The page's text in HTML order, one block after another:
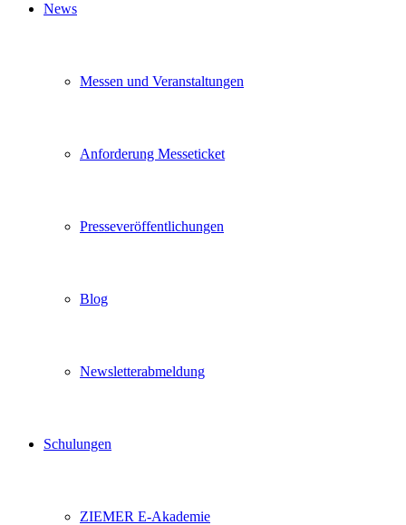
News
Messen und Veranstaltungen
Anforderung Messeticket
Presseveröffentlichungen
Blog
Newsletterabmeldung
Schulungen
ZIEMER E-Akademie